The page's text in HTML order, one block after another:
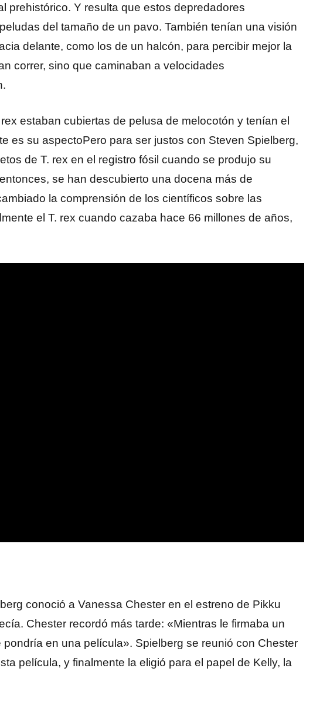
prehistórico. Y resulta que estos depredadores
del tamaño de un pavo. También tenían una visión
delante, como los de un halcón, para percibir mejor la
correr, sino que caminaban a velocidades
estaban cubiertas de pelusa de melocotón y tenían el
es su aspectoPero para ser justos con Steven Spielberg,
de T. rex en el registro fósil cuando se produjo su
se han descubierto una docena más de
la comprensión de los científicos sobre las
el T. rex cuando cazaba hace 66 millones de años,
conoció a Vanessa Chester en el estreno de Pikku
Chester recordó más tarde: «Mientras le firmaba un
en una película». Spielberg se reunió con Chester
película, y finalmente la eligió para el papel de Kelly, la